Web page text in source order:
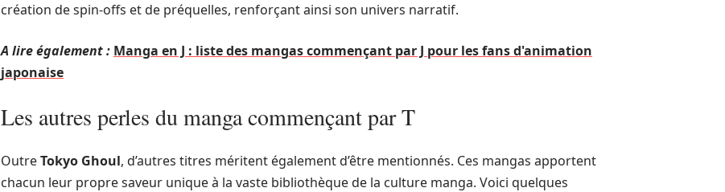
création de spin-offs et de préquelles, renforçant ainsi son univers narratif.
A lire également : Manga en J : liste des mangas commençant par J pour les fans d'animation
japonaise
Les autres perles du manga commençant par T
OutreTokyo Ghoul, d’autres titres méritent également d’être mentionnés. Ces mangas apportent
chacun leur propre saveur unique à la vaste bibliothèque de la culture manga. Voici quelques